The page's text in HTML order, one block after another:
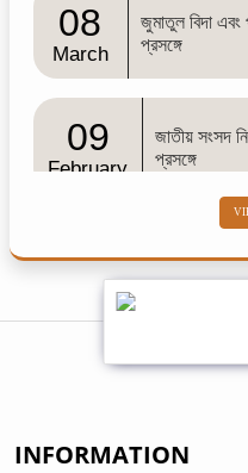
08
March
জুমাতুল বিদা
প্রসঙ্গে
09
February
জাতীয় সংসদ
প্রসঙ্গে
02
February
01 শোক সংবাদ
INFORMATION